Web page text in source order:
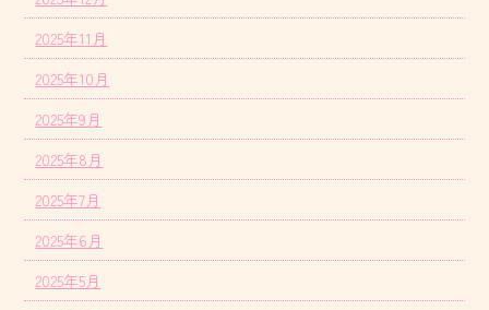
2025年11月
2025年10月
2025年9月
2025年8月
2025年7月
2025年6月
2025年5月